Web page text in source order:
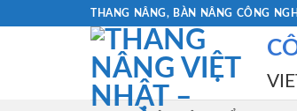
THANG NÂNG, BÀN NÂNG CÔNG